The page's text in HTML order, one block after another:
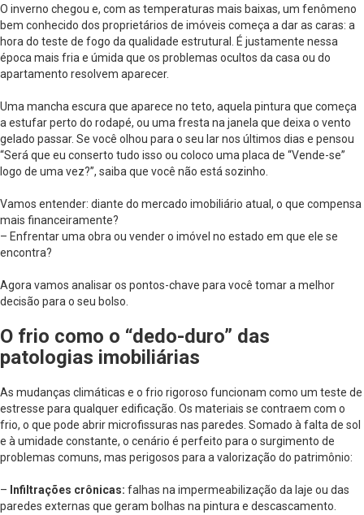
O inverno chegou e, com as temperaturas mais baixas, um fenômeno
bem conhecido dos proprietários de imóveis começa a dar as caras: a
hora do teste de fogo da qualidade estrutural. É justamente nessa
época mais fria e úmida que os problemas ocultos da casa ou do
apartamento resolvem aparecer.
Uma mancha escura que aparece no teto, aquela pintura que começa
a estufar perto do rodapé, ou uma fresta na janela que deixa o vento
gelado passar. Se você olhou para o seu lar nos últimos dias e pensou
“Será que eu conserto tudo isso ou coloco uma placa de “Vende-se”
logo de uma vez?”, saiba que você não está sozinho.
Vamos entender: diante do mercado imobiliário atual, o que compensa
mais financeiramente?
– Enfrentar uma obra ou vender o imóvel no estado em que ele se
encontra?
Agora vamos analisar os pontos-chave para você tomar a melhor
decisão para o seu bolso.
O frio como o “dedo-duro” das
patologias imobiliárias
As mudanças climáticas e o frio rigoroso funcionam como um teste de
estresse para qualquer edificação. Os materiais se contraem com o
frio, o que pode abrir microfissuras nas paredes. Somado à falta de sol
e à umidade constante, o cenário é perfeito para o surgimento de
problemas comuns, mas perigosos para a valorização do patrimônio:
– Infiltrações crônicas: falhas na impermeabilização da laje ou das
paredes externas que geram bolhas na pintura e descascamento.